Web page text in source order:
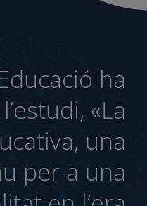
estigui alineada
millora del món i la